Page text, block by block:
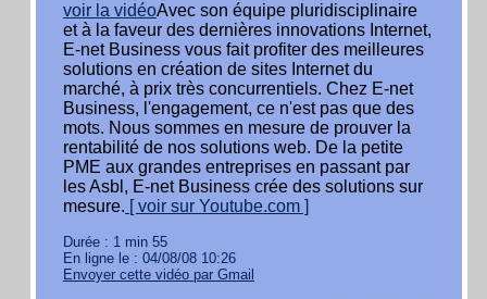
voir la vidéoAvec son équipe pluridisciplinaire
et à la faveur des dernières innovations Internet,
E-net Business vous fait profiter des meilleures
solutions en création de sites Internet du
marché, à prix très concurrentiels. Chez E-net
Business, l'engagement, ce n'est pas que des
mots. Nous sommes en mesure de prouver la
rentabilité de nos solutions web. De la petite
PME aux grandes entreprises en passant par
les Asbl, E-net Business crée des solutions sur
mesure. [ voir sur Youtube.com ]
Durée : 1 min 55
En ligne le : 04/08/08 10:26
Envoyer cette vidéo par Gmail